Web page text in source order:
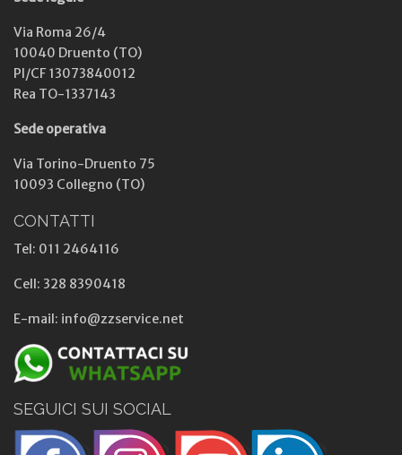
Via Roma 26/4
10040 Druento (TO)
PI/CF 13073840012
Rea TO-1337143
Sede operativa
Via Torino-Druento 75
10093 Collegno (TO)
CONTATTI
Tel: 011 2464116
Cell: 328 8390418
E-mail: info@zzservice.net
SEGUICI SUI SOCIAL